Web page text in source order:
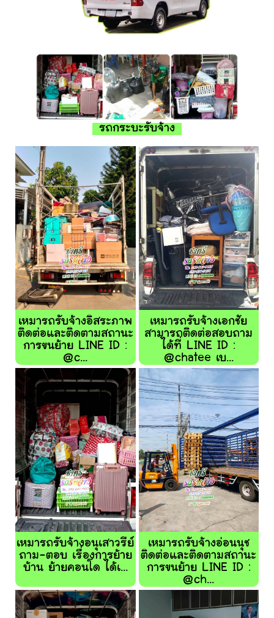
รถกระบะรับจ้าง
เหมารถรับจ้างอิสระภาพ
ติดต่อและติดตามสถานะ
การขนย้าย LINE ID :
@c...
เหมารถรับจ้างเอกชัย
สามารถติดต่อสอบถาม
ได้ที่ LINE ID :
@chatee เบ...
เหมารถรับจ้างอนุเสาวรีย์
ถาม-ตอบ เรื่องการย้าย
บ้าน ย้ายคอนโด ได้เ...
เหมารถรับจ้างอ่อนนุช
ติดต่อและติดตามสถานะ
การขนย้าย LINE ID :
@ch...